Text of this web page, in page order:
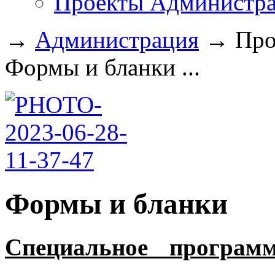
→ Администрация →
Формы и бланки ...
Формы и бланки
Специальное